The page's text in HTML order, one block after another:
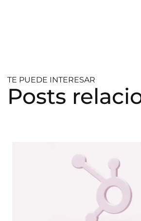
TE PUEDE INTERESAR
Posts